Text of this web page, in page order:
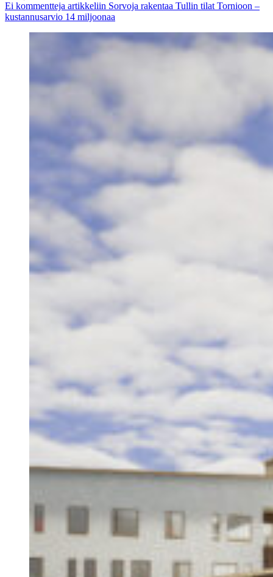
Ei kommentteja artikkeliin Sorvoja rakentaa Tullin tilat Tornioon –
kustannusarvio 14 miljoonaa